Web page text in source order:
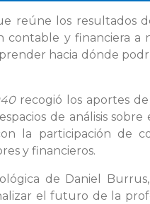
reúne los resultados
y financiera a
hacia dónde
recogió los aportes de
de análisis
la participación de
y financieros.
de Daniel
el futuro de la